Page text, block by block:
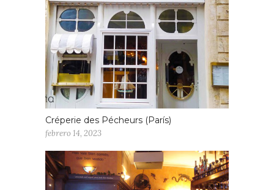
Créperie des Pécheurs (París)
febrero 14, 2023